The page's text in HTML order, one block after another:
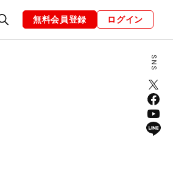
編集部 お知らせ
無料会員登録 ログイン